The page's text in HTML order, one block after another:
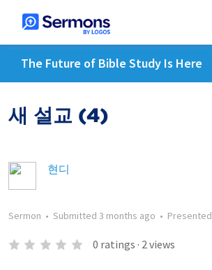
The Future of Bible Study Is Here
새 설교 (4)
현디
Sermon • Submitted 3 months ago • Presented
0 ratings · 2views